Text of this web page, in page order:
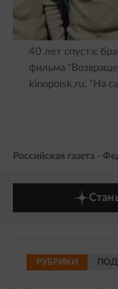
40 лет спустя:
фильма
kinopoisk.ru, "На
Российская газета -
РУБРИКИ